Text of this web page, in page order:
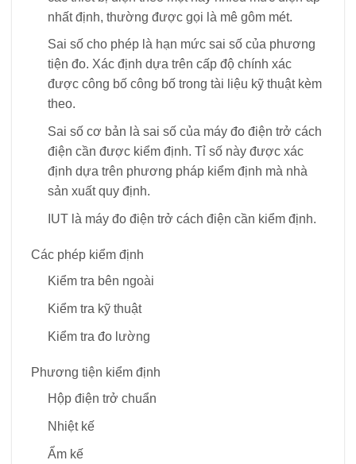
nhất định, thường được gọi là mê gôm mét.
Sai số cho phép là hạn mức sai số của phương
tiện đo. Xác định dựa trên cấp độ chính xác
được công bố công bố trong tài liệu kỹ thuật kèm
theo.
Sai số cơ bản là sai số của máy đo điện trở cách
điện cần được kiểm định. Tỉ số này được xác
định dựa trên phương pháp kiểm định mà nhà
sản xuất quy định.
IUT là máy đo điện trở cách điện cần kiểm định.
Các phép kiểm định
Kiểm tra bên ngoài
Kiểm tra kỹ thuật
Kiểm tra đo lường
Phương tiện kiểm định
Hộp điện trở chuẩn
Nhiệt kế
Ẩm kế